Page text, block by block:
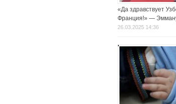
«Да здравствует
Франция!» —
26.03.2025 14:36